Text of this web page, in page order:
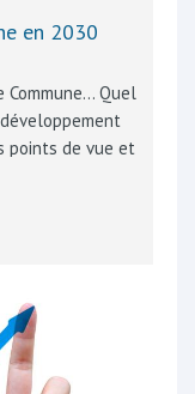
en 2030
Quel
points de vue et
tout clivage. La
Rural
le groupe MR
à nos
vie : « physique